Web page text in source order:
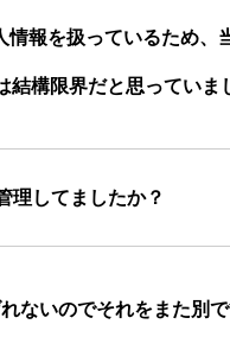
報を扱っているため、
構限界だと思っていま
理してましたか？
ないのでそれをまた別